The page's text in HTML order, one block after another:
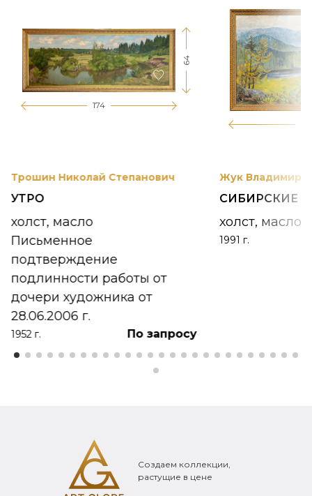
174
64
Трошин Николай Степанович
УТРО
холст, масло
Письменное
подтверждение
подлинности работы от
дочери художника от
28.06.2006 г.
1952 г. По запросу
Жук Владимир
СИБИРСКИЕ
холст, масло
1991 г.
Создаем коллекции,
растущие в цене